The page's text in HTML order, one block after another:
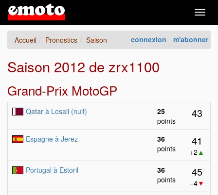
connexion m'abonner
Accueil Pronostics Saison
Saison 2012 de zrx1100
Grand-Prix MotoGP
Qatar à Losail (nuit)
25
points
43
Espagne à Jerez
36
points
41
+2 ▲
Portugal à Estoril
36
points
45
−4▼